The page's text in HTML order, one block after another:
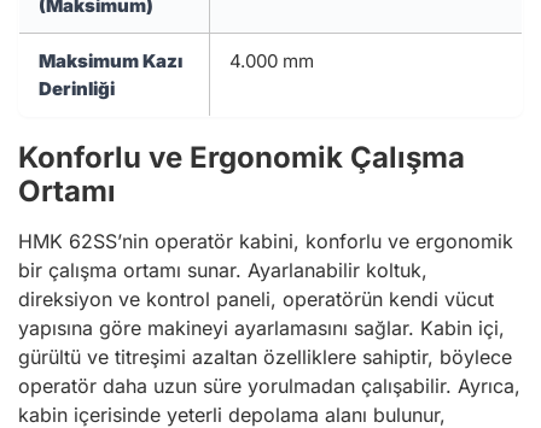
(Maksimum)
Maksimum Kazı
Derinliği
4.000 mm
Konforlu ve Ergonomik Çalışma
Ortamı
HMK 62SS’nin operatör kabini, konforlu ve ergonomik
bir çalışma ortamı sunar. Ayarlanabilir koltuk,
direksiyon ve kontrol paneli, operatörün kendi vücut
yapısına göre makineyi ayarlamasını sağlar. Kabin içi,
gürültü ve titreşimi azaltan özelliklere sahiptir, böylece
operatör daha uzun süre yorulmadan çalışabilir. Ayrıca,
kabin içerisinde yeterli depolama alanı bulunur,